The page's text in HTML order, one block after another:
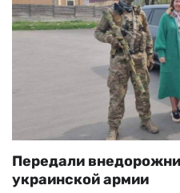
Передали
украинской армии